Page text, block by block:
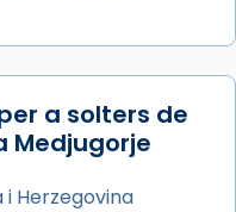
propis. Festa
ves per les
a solters de
Medjugorje
i Herzegovina